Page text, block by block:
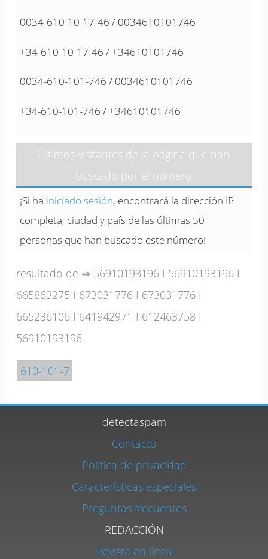
0034-610-10-17-46 / 0034610101746
+34-610-10-17-46 / +34610101746
0034-610-101-746 / 0034610101746
+34-610-101-746 / +34610101746
Últimos visitantes de la página que han
buscado por el número
¡Si ha iniciado sesión, encontrará la dirección IP
completa, ciudad y país de las últimas 50
personas que han buscado este número!
resultado de ⇒ 56910193196 I 56910193196 I
665863275 I 673031776 I 673031776 I
665236106 I 641942971 I 612463758 I
56910193196
610-101-7
detectaspam
Contacto
Política de privacidad
Características especiales
Preguntas frecuentes
REDACCIÓN
Revista en línea